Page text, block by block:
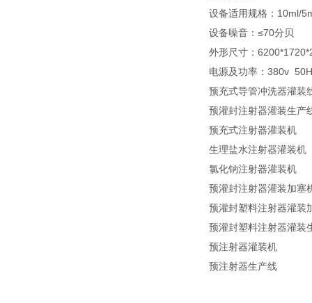
设备适用规格：10ml/
设备噪音：≤70分贝
外形尺寸：
电源及功率：380v
预充式导管冲洗器灌装
预灌封注射器灌装生产
预充式注射器灌装机
生理盐水注射器灌装机
氯化钠注射器灌装机
预灌封注射器灌装加塞
预灌封塑料注射器灌装
预灌封塑料注射器灌装
预注射器灌装机
预注射器生产线